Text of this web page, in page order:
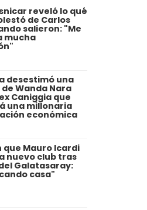
reveló lo qué
de Carlos
salieron: "Me
mucha
desestimó una
Wanda Nara
Caniggia que
una millonaria
económica
que Mauro Icardi
nuevo club tras
Galatasaray:
casa"